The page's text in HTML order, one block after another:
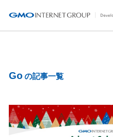
Goの記事一覧